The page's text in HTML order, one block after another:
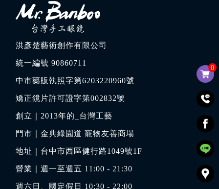
0
洪彥楚藝術創作有限公司
統一編號 90860711
中市藥販執照字第6203220960號
矯正鏡片許可證字第002832號
創立｜2013年的_台灣工藝
門市｜金典綠園道 寵物友善商場
地址｜ 台中市西區健行路1049號1F
營業｜週一至週五 11:00 - 21:30
週六日、國定假日 10:30 - 22:00